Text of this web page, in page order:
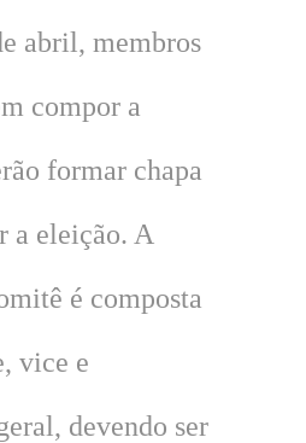
abril, membros
compor a
formar chapa
a eleição. A
é composta
vice e
devendo ser